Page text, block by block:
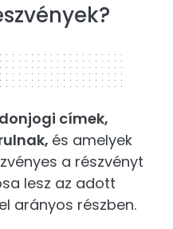
címek,
és amelyek
a részvényt
lesz az adott
arányos részben.